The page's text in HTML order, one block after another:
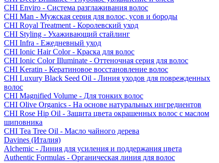
CHI Enviro - Система разглаживания волос
CHI Man - Мужская серия для волос, усов и бороды
CHI Royal Treatment - Королевский уход
CHI Styling - Ухаживающий стайлинг
CHI Infra - Ежедневный уход
CHI Ionic Hair Color - Краска для волос
CHI Ionic Color Illuminate - Оттеночная серия для волос
CHI Keratin - Кератиновое восстановление волос
CHI Luxury Black Seed Oil - Линия уходов для поврежденных
волос
CHI Magnified Volume - Для тонких волос
CHI Olive Organics - На основе натуральных ингредиентов
CHI Rose Hip Oil - Защита цвета окрашенных волос с маслом
шиповника
CHI Tea Tree Oil - Масло чайного дерева
Davines (Италия)
Alchemic - Линия для усиления и поддержания цвета
Authentic Formulas - Органическая линия для волос